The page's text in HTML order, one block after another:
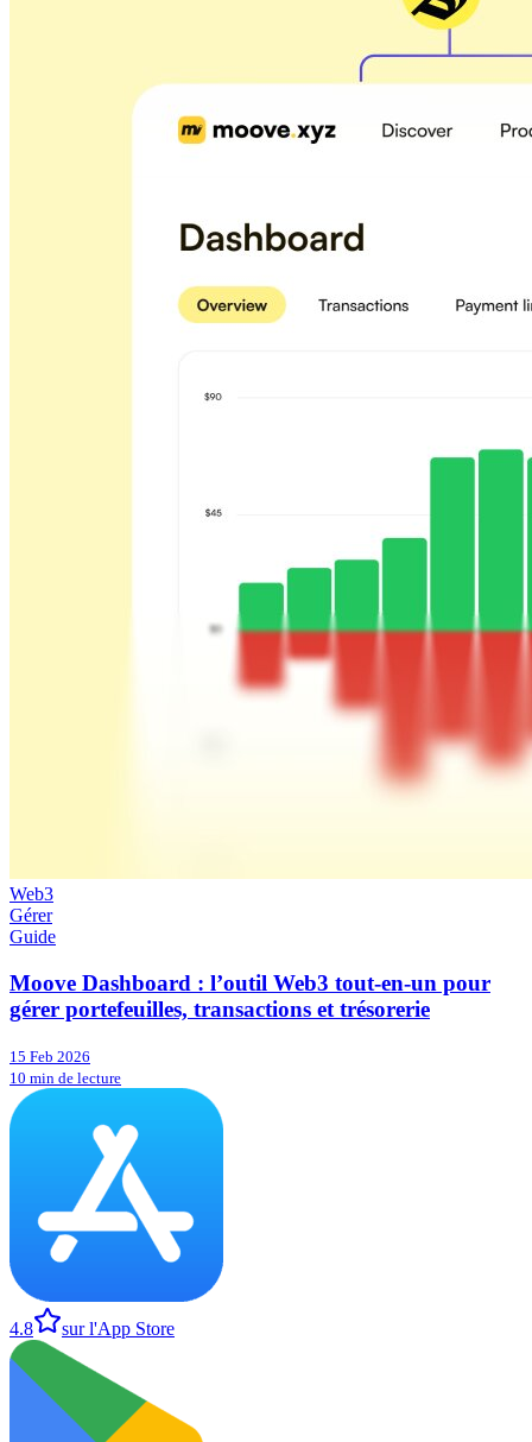
Web3
Gérer
Guide
Moove Dashboard : l’outil Web3 tout-en-un pour
gérer portefeuilles, transactions et trésorerie
15 Feb 2026
10 min de lecture
4.8 sur l'App Store